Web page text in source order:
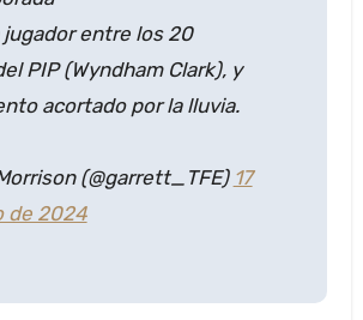
jugador entre los 20
PIP (Wyndham Clark), y
acortado por la lluvia.
(@garrett_TFE) 17
de 2024